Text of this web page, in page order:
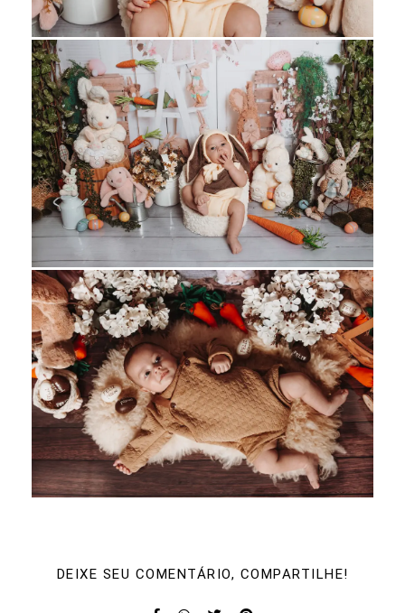
DEIXE SEU COMENTÁRIO, COMPARTILHE!